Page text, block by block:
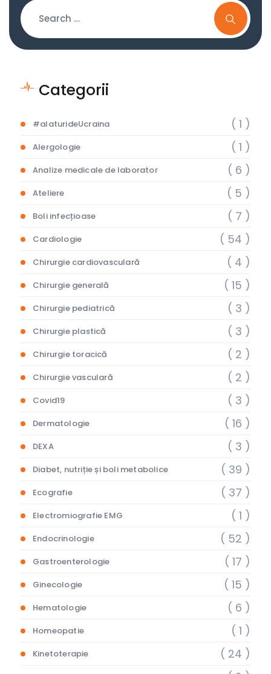
Categorii
#alaturideUcraina ( 1 )
Alergologie ( 1 )
Analize medicale de laborator ( 6 )
Ateliere ( 5 )
Boli infecțioase ( 7 )
Cardiologie ( 54 )
Chirurgie cardiovasculară ( 4 )
Chirurgie generală ( 15 )
Chirurgie pediatrică ( 3 )
Chirurgie plastică ( 3 )
Chirurgie toracică ( 2 )
Chirurgie vasculară ( 2 )
Covid19 ( 3 )
Dermatologie ( 16 )
DEXA ( 3 )
Diabet, nutriție și boli metabolice ( 39 )
Ecografie ( 37 )
Electromiografie EMG ( 1 )
Endocrinologie ( 52 )
Gastroenterologie ( 17 )
Ginecologie ( 15 )
Hematologie ( 6 )
Homeopatie ( 1 )
Kinetoterapie ( 24 )